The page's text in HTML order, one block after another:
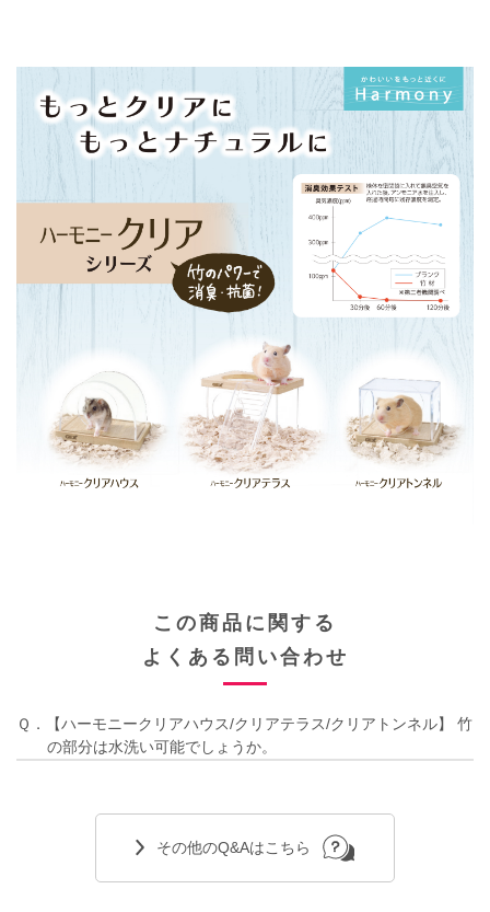
この商品に関する
よくある問い合わせ
Ｑ．【ハーモニークリアハウス/クリアテラス/クリアトンネル】 竹
の部分は水洗い可能でしょうか。
その他のQ&Aはこちら